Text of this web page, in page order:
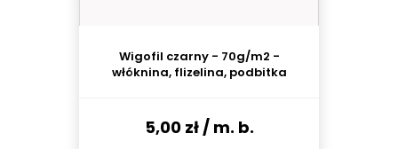
Wigofil czarny - 70g/m2 -
włóknina, flizelina, podbitka
5,00 zł/ m. b.